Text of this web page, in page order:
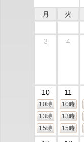
月 火
3
4
10
10時
13時
15時
11
10時
13時
15時